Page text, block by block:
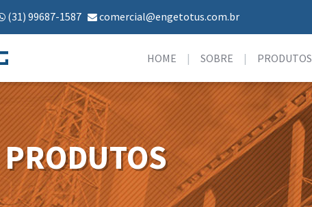
(31) 99687-1587 comercial@engetotus.com.br
HOME SOBRE PRODUTOS
PRODUTOS